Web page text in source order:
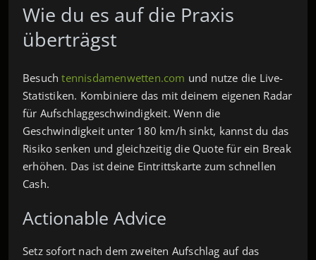
Wie du es auf die Praxis
überträgst
Besuchtennisdamenwetten.com und nutze die Live-
Statistiken. Kombiniere das mit deinem eigenen Radar
für Aufschlaggeschwindigkeit. Wenn die
Geschwindigkeit unter 180 km/h sinkt, kannst du das
Risiko senken und gleichzeitig die Quote für ein Break
erhöhen. Das ist deine Eintrittskarte zum schnellen
Cash.
Actionable Advice
Setz sofort nach dem zweiten Aufschlag auf das